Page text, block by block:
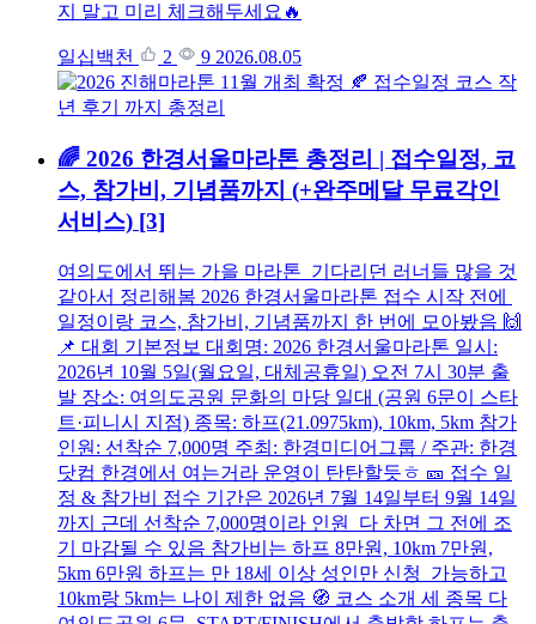
지 말고 미리 체크해두세요🔥
일십백천 2 9 2026.08.05
🌈 2026 한경서울마라톤 총정리 | 접수일정, 코
스, 참가비, 기념품까지 (+완주메달 무료각인
서비스) [3]
여의도에서 뛰는 가을 마라톤 기다리던 러너들 많을 것
같아서 정리해봄 2026 한경서울마라톤 접수 시작 전에
일정이랑 코스, 참가비, 기념품까지 한 번에 모아봤음 🙌
📌 대회 기본정보 대회명: 2026 한경서울마라톤 일시:
2026년 10월 5일(월요일, 대체공휴일) 오전 7시 30분 출
발 장소: 여의도공원 문화의 마당 일대 (공원 6문이 스타
트·피니시 지점) 종목: 하프(21.0975km), 10km, 5km 참가
인원: 선착순 7,000명 주최: 한경미디어그룹 / 주관: 한경
닷컴 한경에서 여는거라 운영이 탄탄할듯ㅎ 🎫 접수 일
정 & 참가비 접수 기간은 2026년 7월 14일부터 9월 14일
까지 근데 선착순 7,000명이라 인원 다 차면 그 전에 조
기 마감될 수 있음 참가비는 하프 8만원, 10km 7만원,
5km 6만원 하프는 만 18세 이상 성인만 신청 가능하고
10km랑 5km는 나이 제한 없음 🧭 코스 소개 세 종목 다